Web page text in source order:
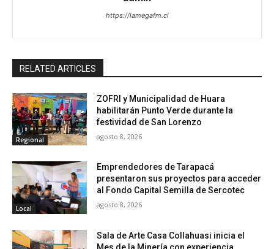
https://lamegafm.cl
RELATED ARTICLES
Regional
ZOFRI y Municipalidad de Huara
habilitarán Punto Verde durante la
festividad de San Lorenzo
agosto 8, 2026
Local
Emprendedores de Tarapacá
presentaron sus proyectos para acceder
al Fondo Capital Semilla de Sercotec
agosto 8, 2026
Sala de Arte Casa Collahuasi inicia el